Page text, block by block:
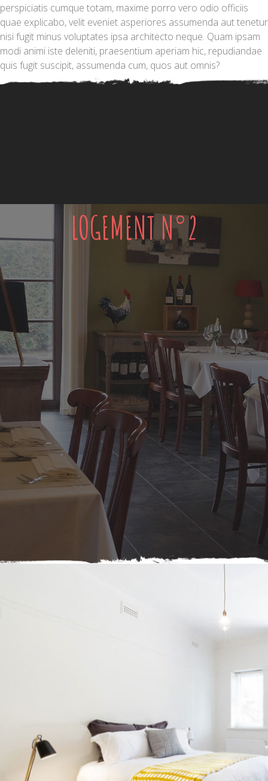
perspiciatis cumque totam, maxime porro vero odio officiis
quae explicabo, velit eveniet asperiores assumenda aut tenetur
nisi fugit minus voluptates ipsa architecto neque. Quam ipsam
modi animi iste deleniti, praesentium aperiam hic, repudiandae
quis fugit suscipit, assumenda cum, quos aut omnis?
LOGEMENT N°2